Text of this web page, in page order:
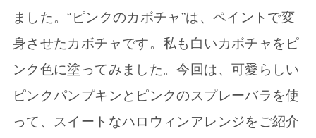
ました。“ピンクのカボチャ”は、ペイントで変
身させたカボチャです。私も白いカボチャをピ
ンク色に塗ってみました。今回は、可愛らしい
ピンクパンプキンとピンクのスプレーバラを使
って、スイートなハロウィンアレンジをご紹介